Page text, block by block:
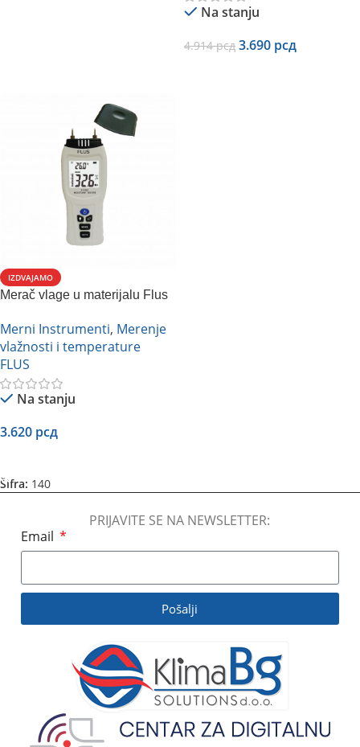
Na stanju
4.914рсд 3.690 рсд
IZDVAJAMO
Merač vlage u materijalu Flus
Merni Instrumenti, Merenje
vlažnosti i temperature
FLUS
Na stanju
3.620 рсд
Šifra: 140
PRIJAVITE SE NA NEWSLETTER:
Email
Pošalji